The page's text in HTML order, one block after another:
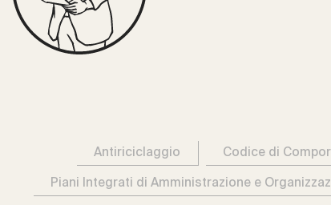
Antiriciclaggio Codice di
Piani Integrati di Amministrazione e